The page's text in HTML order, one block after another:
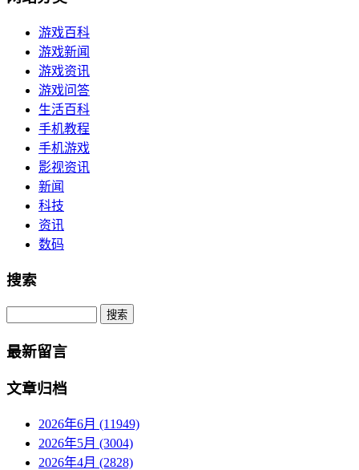
游戏百科
游戏新闻
游戏资讯
游戏问答
生活百科
手机教程
手机游戏
影视资讯
新闻
科技
资讯
数码
搜索
Search
最新留言
文章归档
2026年6月 (11949)
2026年5月 (3004)
2026年4月 (2828)